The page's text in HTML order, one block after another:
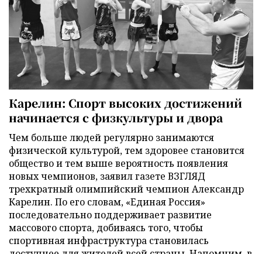
Карелин: Спорт высоких достижений
начинается с физкультуры и двора
Чем больше людей регулярно занимаются
физической культурой, тем здоровее становится
общество и тем выше вероятность появления
новых чемпионов, заявил газете ВЗГЛЯД
трехкратный олимпийский чемпион Александр
Карелин. По его словам, «Единая Россия»
последовательно поддерживает развитие
массового спорта, добиваясь того, чтобы
спортивная инфраструктура становилась